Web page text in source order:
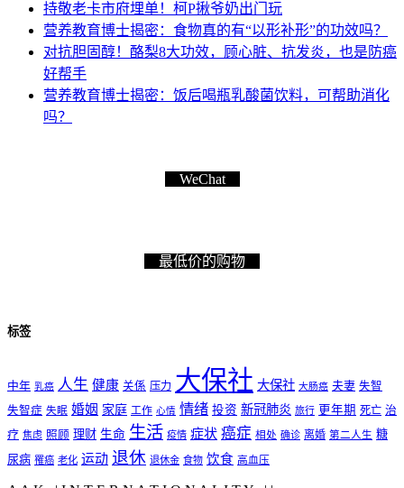
持敬老卡市府埋单！柯P揪爷奶出门玩
营养教育博士揭密：食物真的有“以形补形”的功效吗？
对抗胆固醇！酪梨8大功效，顾心脏、抗发炎，也是防癌
好帮手
营养教育博士揭密：饭后喝瓶乳酸菌饮料，可帮助消化
吗？
WeChat
最低价的购物
标签
中年 乳癌 人生 健康 关係 压力 大保社 大保社 大肠癌 夫妻 失智
失智症 失眠 婚姻 家庭 工作 心情 情绪 投资 新冠肺炎 旅行 更年期 死亡 治
疗 焦虑 照顾 理财 生命 生活 疫情 症状 癌症 相处 确诊 离婚 第二人生 糖
尿病 罹癌 老化 运动 退休 退休金 食物 饮食 高血压